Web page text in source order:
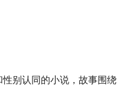
性别认同的小说，故事围绕